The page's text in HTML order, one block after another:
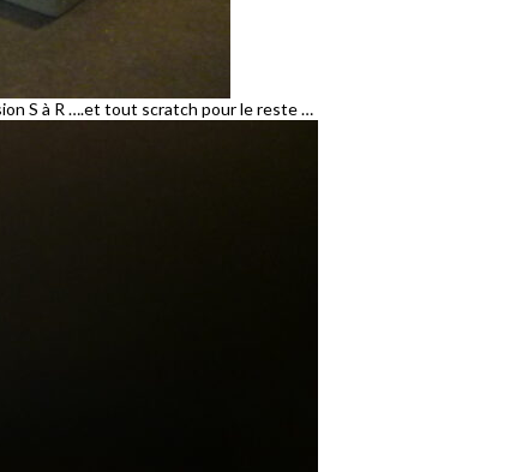
S à R ….et tout scratch pour le reste …